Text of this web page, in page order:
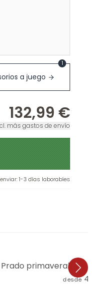
a juego
1
132,99 €
más gastos de envío
: 1-3 días laborables
primaveral
desde